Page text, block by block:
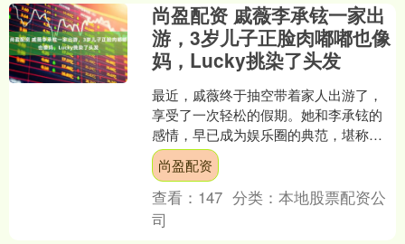
尚盈配资 戚薇李承铉一家出
游，3岁儿子正脸肉嘟嘟也像
妈，Lucky挑染了头发
最近，戚薇终于抽空带着家人出游了，
享受了一次轻松的假期。她和李承铉的
感情，早已成为娱乐圈的典范，堪称是
少数几对频频公开恩爱的明星夫妻之
一。每次只要两人有了空闲，....
尚盈配资
查看： 147 分类：本地股票配资公
司